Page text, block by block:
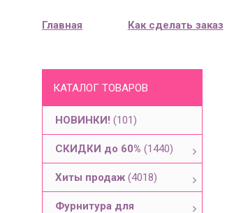
Главная Как сделать заказ
КАТАЛОГ ТОВАРОВ
НОВИНКИ! (101)
СКИДКИ до 60% (1440)
Хиты продаж (4018)
Фурнитура для